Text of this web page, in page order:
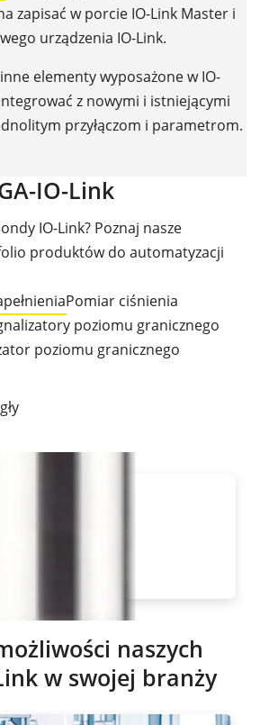
zapisać w porcie IO-Link Master i
urządzenia IO-Link.
elementy wyposażone w IO-
z nowymi i istniejącymi
przyłączom i parametrom.
IO-Link
IO-Link? Poznaj nasze
produktów do automatyzacji
Pomiar ciśnienia
poziomu granicznego
poziomu granicznego
naszych
w swojej branży